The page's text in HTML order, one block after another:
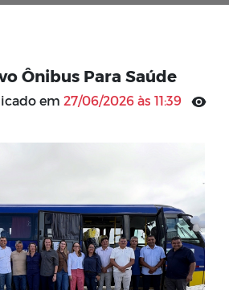
Ônibus Para Saúde
em 27/06/2026 às 11:39